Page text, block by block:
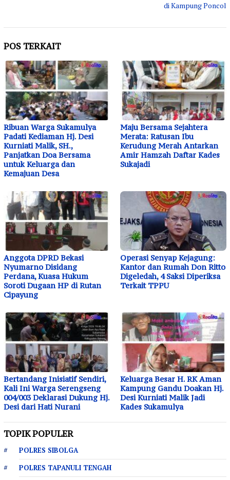
di Kampung Poncol
POS TERKAIT
Ribuan Warga Sukamulya
Padati Kediaman Hj. Desi
Kurniati Malik, SH.,
Panjatkan Doa Bersama
untuk Keluarga dan
Kemajuan Desa
Maju Bersama Sejahtera
Merata: Ratusan Ibu
Kerudung Merah Antarkan
Amir Hamzah Daftar Kades
Sukajadi
Anggota DPRD Bekasi
Nyumarno Disidang
Perdana, Kuasa Hukum
Soroti Dugaan HP di Rutan
Cipayung
Operasi Senyap Kejagung:
Kantor dan Rumah Don Ritto
Digeledah, 4 Saksi Diperiksa
Terkait TPPU
Bertandang Inisiatif Sendiri,
Kali Ini Warga Serengseng
004/003 Deklarasi Dukung Hj.
Desi dari Hati Nurani
Keluarga Besar H. RK Aman
Kampung Gandu Doakan Hj.
Desi Kurniati Malik Jadi
Kades Sukamulya
TOPIK POPULER
POLRES SIBOLGA
POLRES TAPANULI TENGAH